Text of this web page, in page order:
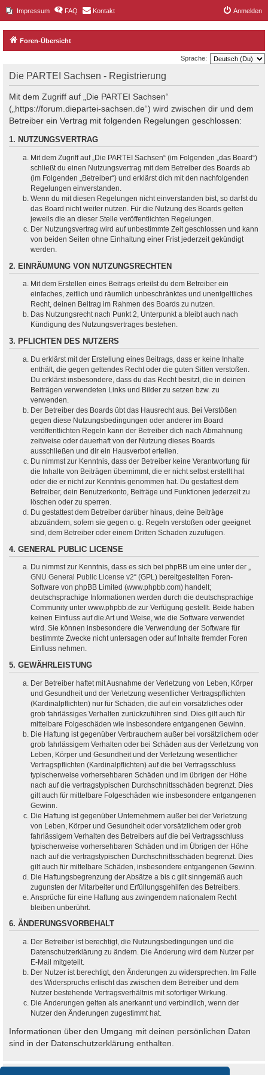
Impressum FAQ Kontakt Anmelden
Foren-Übersicht
Sprache:
Die PARTEI Sachsen - Registrierung
Mit dem Zugriff auf „Die PARTEI Sachsen“
(„https://forum.diepartei-sachsen.de“) wird zwischen dir und dem
Betreiber ein Vertrag mit folgenden Regelungen geschlossen:
1. NUTZUNGSVERTRAG
Mit dem Zugriff auf „Die PARTEI Sachsen“ (im Folgenden „das Board“)
schließt du einen Nutzungsvertrag mit dem Betreiber des Boards ab
(im Folgenden „Betreiber“) und erklärst dich mit den nachfolgenden
Regelungen einverstanden.
Wenn du mit diesen Regelungen nicht einverstanden bist, so darfst du
das Board nicht weiter nutzen. Für die Nutzung des Boards gelten
jeweils die an dieser Stelle veröffentlichten Regelungen.
Der Nutzungsvertrag wird auf unbestimmte Zeit geschlossen und kann
von beiden Seiten ohne Einhaltung einer Frist jederzeit gekündigt
werden.
2. EINRÄUMUNG VON NUTZUNGSRECHTEN
Mit dem Erstellen eines Beitrags erteilst du dem Betreiber ein
einfaches, zeitlich und räumlich unbeschränktes und unentgeltliches
Recht, deinen Beitrag im Rahmen des Boards zu nutzen.
Das Nutzungsrecht nach Punkt 2, Unterpunkt a bleibt auch nach
Kündigung des Nutzungsvertrages bestehen.
3. PFLICHTEN DES NUTZERS
Du erklärst mit der Erstellung eines Beitrags, dass er keine Inhalte
enthält, die gegen geltendes Recht oder die guten Sitten verstoßen.
Du erklärst insbesondere, dass du das Recht besitzt, die in deinen
Beiträgen verwendeten Links und Bilder zu setzen bzw. zu
verwenden.
Der Betreiber des Boards übt das Hausrecht aus. Bei Verstößen
gegen diese Nutzungsbedingungen oder anderer im Board
veröffentlichten Regeln kann der Betreiber dich nach Abmahnung
zeitweise oder dauerhaft von der Nutzung dieses Boards
ausschließen und dir ein Hausverbot erteilen.
Du nimmst zur Kenntnis, dass der Betreiber keine Verantwortung für
die Inhalte von Beiträgen übernimmt, die er nicht selbst erstellt hat
oder die er nicht zur Kenntnis genommen hat. Du gestattest dem
Betreiber, dein Benutzerkonto, Beiträge und Funktionen jederzeit zu
löschen oder zu sperren.
Du gestattest dem Betreiber darüber hinaus, deine Beiträge
abzuändern, sofern sie gegen o. g. Regeln verstoßen oder geeignet
sind, dem Betreiber oder einem Dritten Schaden zuzufügen.
4. GENERAL PUBLIC LICENSE
Du nimmst zur Kenntnis, dass es sich bei phpBB um eine unter der „
GNU General Public License v2“ (GPL) bereitgestellten Foren-
Software von phpBB Limited (www.phpbb.com) handelt;
deutschsprachige Informationen werden durch die deutschsprachige
Community unter www.phpbb.de zur Verfügung gestellt. Beide haben
keinen Einfluss auf die Art und Weise, wie die Software verwendet
wird. Sie können insbesondere die Verwendung der Software für
bestimmte Zwecke nicht untersagen oder auf Inhalte fremder Foren
Einfluss nehmen.
5. GEWÄHRLEISTUNG
Der Betreiber haftet mit Ausnahme der Verletzung von Leben, Körper
und Gesundheit und der Verletzung wesentlicher Vertragspflichten
(Kardinalpflichten) nur für Schäden, die auf ein vorsätzliches oder
grob fahrlässiges Verhalten zurückzuführen sind. Dies gilt auch für
mittelbare Folgeschäden wie insbesondere entgangenen Gewinn.
Die Haftung ist gegenüber Verbrauchern außer bei vorsätzlichem oder
grob fahrlässigem Verhalten oder bei Schäden aus der Verletzung von
Leben, Körper und Gesundheit und der Verletzung wesentlicher
Vertragspflichten (Kardinalpflichten) auf die bei Vertragsschluss
typischerweise vorhersehbaren Schäden und im übrigen der Höhe
nach auf die vertragstypischen Durchschnittsschäden begrenzt. Dies
gilt auch für mittelbare Folgeschäden wie insbesondere entgangenen
Gewinn.
Die Haftung ist gegenüber Unternehmern außer bei der Verletzung
von Leben, Körper und Gesundheit oder vorsätzlichem oder grob
fahrlässigem Verhalten des Betreibers auf die bei Vertragsschluss
typischerweise vorhersehbaren Schäden und im Übrigen der Höhe
nach auf die vertragstypischen Durchschnittsschäden begrenzt. Dies
gilt auch für mittelbare Schäden, insbesondere entgangenen Gewinn.
Die Haftungsbegrenzung der Absätze a bis c gilt sinngemäß auch
zugunsten der Mitarbeiter und Erfüllungsgehilfen des Betreibers.
Ansprüche für eine Haftung aus zwingendem nationalem Recht
bleiben unberührt.
6. ÄNDERUNGSVORBEHALT
Der Betreiber ist berechtigt, die Nutzungsbedingungen und die
Datenschutzerklärung zu ändern. Die Änderung wird dem Nutzer per
E-Mail mitgeteilt.
Der Nutzer ist berechtigt, den Änderungen zu widersprechen. Im Falle
des Widerspruchs erlischt das zwischen dem Betreiber und dem
Nutzer bestehende Vertragsverhältnis mit sofortiger Wirkung.
Die Änderungen gelten als anerkannt und verbindlich, wenn der
Nutzer den Änderungen zugestimmt hat.
Informationen über den Umgang mit deinen persönlichen Daten
sind in der Datenschutzerklärung enthalten.